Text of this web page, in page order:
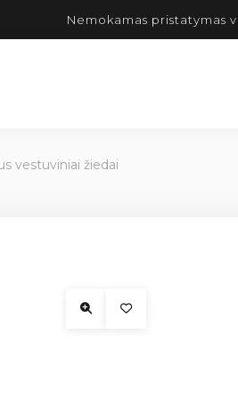
Nemokamas pristatymas
vestuviniai žiedai